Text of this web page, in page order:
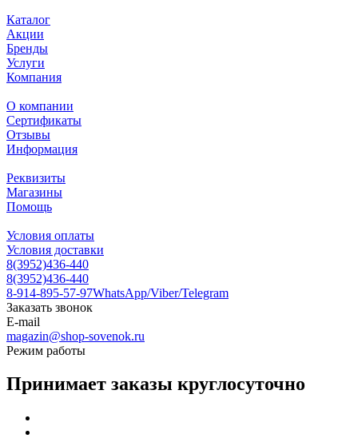
Каталог
Акции
Бренды
Услуги
Компания
О компании
Сертификаты
Отзывы
Информация
Реквизиты
Магазины
Помощь
Условия оплаты
Условия доставки
8(3952)436-440
8(3952)436-440
8-914-895-57-97WhatsApp/Viber/Telegram
Заказать звонок
E-mail
magazin@shop-sovenok.ru
Режим работы
Принимает заказы круглосуточно